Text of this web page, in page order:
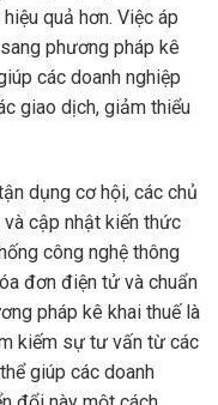
quả hơn. Việc áp
phương pháp kê
các doanh nghiệp
giao dịch, giảm thiểu
dụng cơ hội, các chủ
cập nhật kiến thức
công nghệ thông
đơn điện tử và chuẩn
pháp kê khai thuế là
kiếm sự tư vấn từ các
giúp các doanh